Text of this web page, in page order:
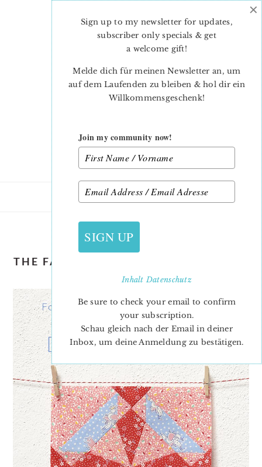
THE FARMER’S WIFE QAL – #2 AIMEE
TUTORIAL
Sign up to my newsletter for updates,
subscriber only specials & get
a welcome gift!
Melde dich für meinen Newsletter an, um
auf dem Laufenden zu bleiben & hol dir ein
Willkommensgeschenk!
Join my community now!
SIGN UP
InhaltDatenschutz
Be sure to check your email to confirm
your subscription.
Schau gleich nach der Email in deiner
Inbox, um deine Anmeldung zu bestätigen.
×